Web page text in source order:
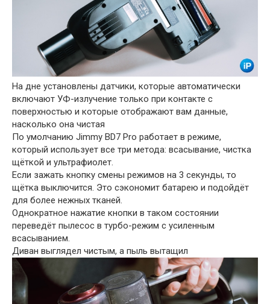
На дне установлены датчики, которые автоматически
включают УФ-излучение только при контакте с
поверхностью и которые отображают вам данные,
насколько она чистая
По умолчанию Jimmy BD7 Pro работает в режиме,
который использует все три метода: всасывание, чистка
щёткой и ультрафиолет.
Если зажать кнопку смены режимов на 3 секунды, то
щётка выключится. Это сэкономит батарею и подойдёт
для более нежных тканей.
Однократное нажатие кнопки в таком состоянии
переведёт пылесос в турбо-режим с усиленным
всасыванием.
Диван выглядел чистым, а пыль вытащил